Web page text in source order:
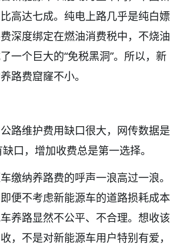
高达七成。纯电上路几乎是纯白嫖
深度绑定在燃油消费税中，不烧油
一个巨大的“免税黑洞”。所以，新
路费窟窿不小。
路维护费用缺口很大，网传数据是
口，增加收费总是第一选择。
缴纳养路费的呼声一浪高过一浪。
便不考虑新能源车的道路损耗成本
养路显然不公平、不合理。想收该
，不是对新能源车用户特别有爱，